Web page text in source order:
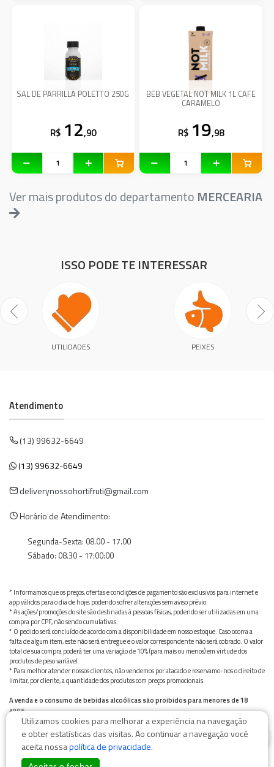
SAL DE PARRILLA POLETTO 250G
R$ 12,90
BEB VEGETAL NOT MILK 1L CAFE
CARAMELO
R$ 19,98
Ver mais produtos do departamento MERCEARIA
ISSO PODE TE INTERESSAR
UTILIDADES PEIXES
Atendimento
(13) 99632-6649
(13) 99632-6649
deliverynossohortifruti@gmail.com
Horário de Atendimento:
Segunda-Sexta: 08.00 - 17.00
Sábado: 08.30 - 17:00:00
* Informamos que os preços, ofertas e condições de pagamento são exclusivos para internet e
app válidos para o dia de hoje, podendo sofrer alterações sem aviso prévio.
* As ações/promoções do site são destinadas à pessoas físicas, podendo ser utilizadas em uma
compra por CPF, não sendo cumulativas.
* O pedido será concluído de acordo com a disponibilidade em nosso estoque. Caso ocorra a
falta de algum item, este não será entregue e o valor correspondente não será cobrado. O valor
total de sua compra poderá ter uma variação de 10% (para mais ou menos) em virtude dos
produtos de peso variável.
* Para melhor atender nossos clientes, não vendemos por atacado e reservamo-nos o direito de
limitar, por cliente, a quantidade dos produtos com preços promocionais.
A venda e o consumo de bebidas alcoólicas são proibidos para menores de 18
anos.
Bebida alcoólica pode causar dependência química e, em excesso, provoca graves males à saúde.
Beba com moderação
Utilizamos cookies para melhorar a experiência na navegação
e obter estatísticas das visitas. Ao continuar a navegação você
aceita nossapolítica de privacidade.